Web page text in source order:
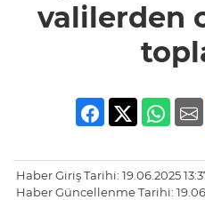
valilerden
Haber Giriş Tarihi: 19.06.2025
Haber Güncellenme Tarihi: